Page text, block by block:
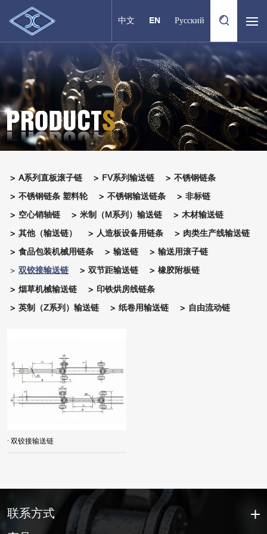
中文 EN Русский
A系列直板滚子链 FV系列输送链
不锈钢链条
不锈钢链条 塑料轮
不锈钢输送链条
非标链
空心销轴链
米制（M系列）输送链
木材输送链
其他（输送链）
人造板设备用链条
肉类生产线输送链
食品包装机械用链条
输送链 输送用滚子链
双铰接输送链 双节距输送链
橡胶附板链
烟草机械输送链
印铁烘房线链条
英制（Z系列）输送链
纸卷用输送链 自由流动链
· 双铰接输送链
联系方式